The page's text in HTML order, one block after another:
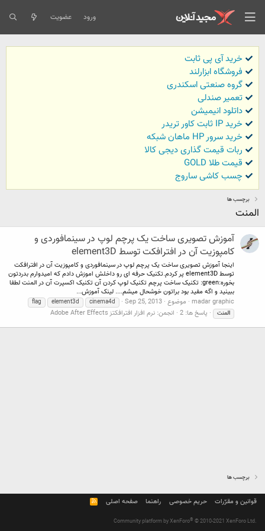
ورود عضویت
خرید آی پی ثابت
فروشگاه ابزارلند
گروه صنعتی اسکندری
تعمیر صندلی
داتلود انیمیشن
خرید IP ثابت کاور تریدر
خرید سرور HP ماهان شبکه
ربات قیمت گذاری دیجی کالا
قیمت طلا GOLD
چسب کاشی ساروج
برچسب ها
المنت
آموزش تصویری ساخت یک پرچم لوپ در سینمافوردی و
کامپوزیت آن در افترافکت توسط element3D
اینجا آموزش تصویری ساخت یک پرچم لوپ در سینمافوردی و کامپوزیت آن در افترافکت
توسط element3D پر کردم.تکنیک حرفه ای رو داخلش اموزش دادم که امیدوارم بدردتون
بخوره:green: تکنیک ساخت پرچم تکنیک لوپ کردن آن تکنیک اکسپرت آن در المنت لطفا
ببینید و اگه مفید بود براتون خوشحال میشم.... لینک آموزش...
madar graphic موضوع Sep 25, 2013
cinema4d
element3d
flag
المنت
پاسخ ها: 2 انجمن: نرم افزار افترافکتز Adobe After Effects
برچسب ها
قوانین و مقرّرات حریم خصوصی راهنما صفحه اصلی
R
S
Community platform by XenForo® © 2010-2021 XenForo Ltd.